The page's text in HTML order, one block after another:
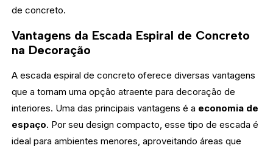
de concreto.
Vantagens da Escada Espiral de Concreto
na Decoração
A escada espiral de concreto oferece diversas vantagens
que a tornam uma opção atraente para decoração de
interiores. Uma das principais vantagens é a economia de
espaço. Por seu design compacto, esse tipo de escada é
ideal para ambientes menores, aproveitando áreas que